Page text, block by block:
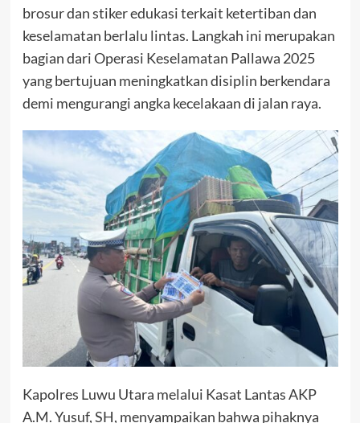
brosur dan stiker edukasi terkait ketertiban dan
keselamatan berlalu lintas. Langkah ini merupakan
bagian dari Operasi Keselamatan Pallawa 2025
yang bertujuan meningkatkan disiplin berkendara
demi mengurangi angka kecelakaan di jalan raya.
Kapolres Luwu Utara melalui Kasat Lantas AKP
A.M. Yusuf, SH, menyampaikan bahwa pihaknya